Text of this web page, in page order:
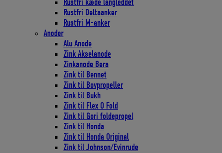
Rustfri kæde langleddet
Rustfri Deltaanker
Rustfri M-anker
Anoder
Alu Anode
Zink Akselanode
Zinkanode Bera
Zink til Bennet
Zink til Bovpropeller
Zink til Bukh
Zink til Flex O Fold
Zink til Gori foldepropel
Zink til Honda
Zink til Honda Original
Zink til Johnson/Evinrude